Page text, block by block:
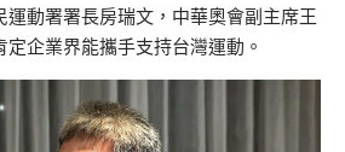
運動署署長房瑞文，中華奧會副主席王
企業界能攜手支持台灣運動。